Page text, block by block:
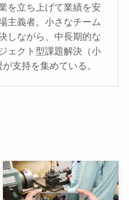
を立ち上げて業績を安
主義者。小さなチーム
しながら、中長期的な
ェクト型課題解決（小
支持を集めている。